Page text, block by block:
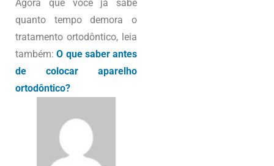
Agora que você já sabe
quanto tempo demora o
tratamento ortodôntico, leia
também:O que saber antes
de colocar aparelho
ortodôntico?